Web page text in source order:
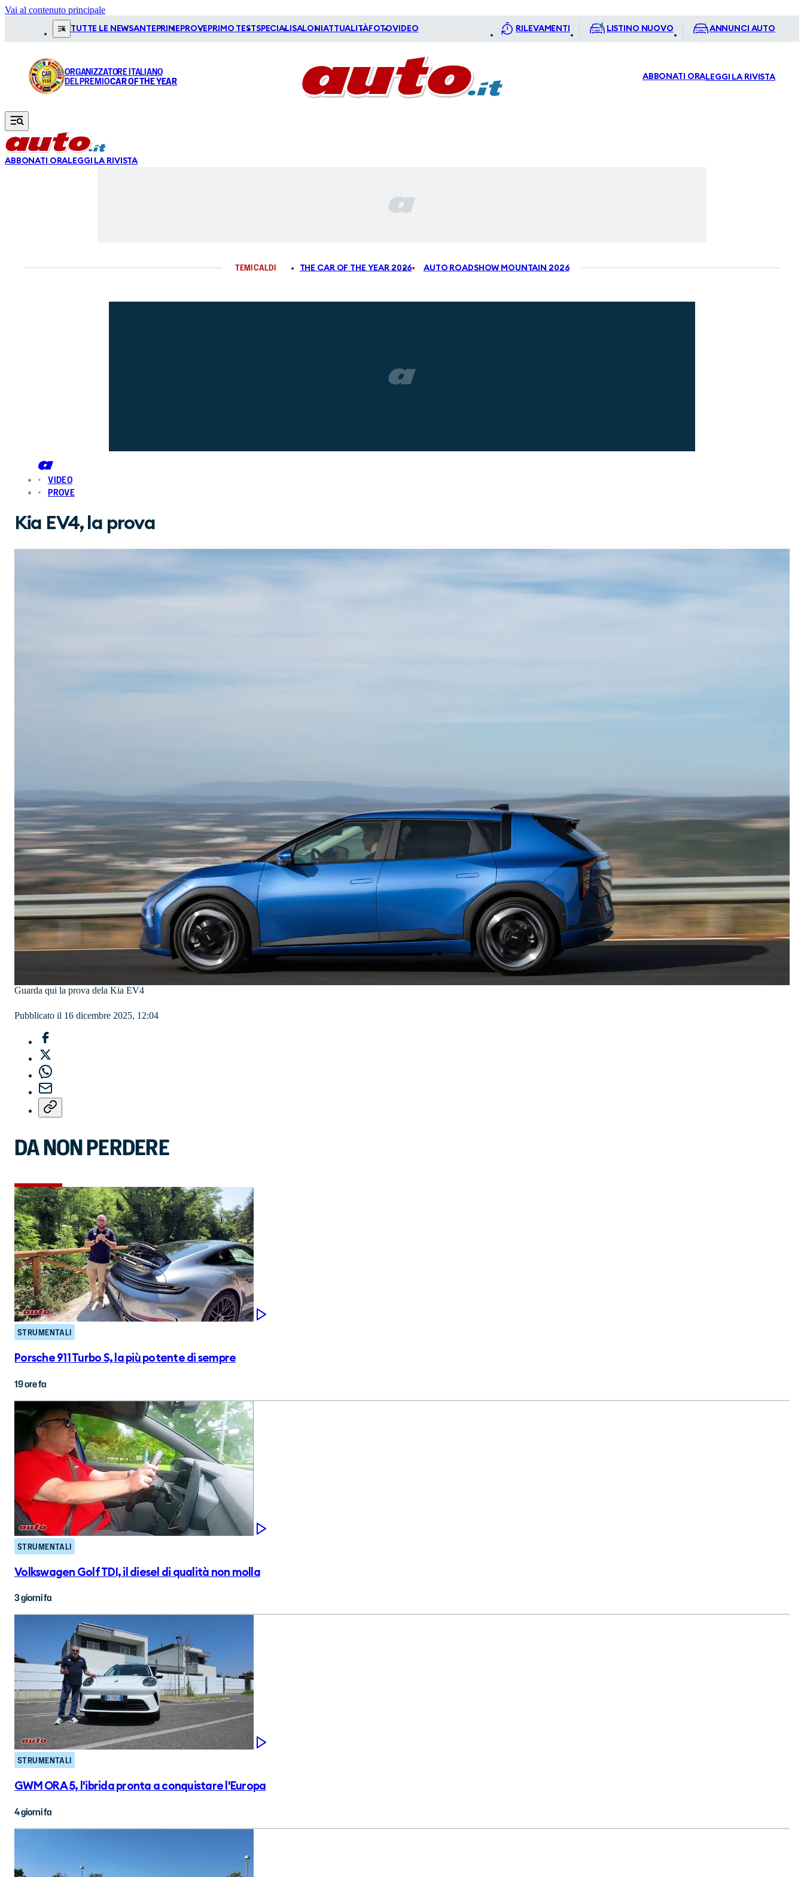
Vai al contenuto principale
TUTTE LE NEWSANTEPRIME PROVE PRIMO TESTSPECIALI SALONI ATTUALITÀFOTOVIDEO RILEVAMENTI LISTINO NUOVO ANNUNCI AUTO
ORGANIZZATORE ITALIANO
DEL PREMIOCAR OF THE YEAR ABBONATI ORALEGGI LA RIVISTA
ABBONATI ORALEGGI LA RIVISTA
TEMI CALDI THE CAR OF THE YEAR 2026 AUTO ROADSHOW MOUNTAIN 2026
VIDEO
PROVE
Kia EV4, la prova
Guarda qui la prova dela Kia EV4
Pubblicato il 16 dicembre 2025, 12:04
DA NON PERDERE
STRUMENTALI
Porsche 911 Turbo S, la più potente di sempre
19 ore fa
STRUMENTALI
Volkswagen Golf TDI, il diesel di qualità non molla
3 giorni fa
STRUMENTALI
GWM ORA 5, l'ibrida pronta a conquistare l'Europa
4 giorni fa